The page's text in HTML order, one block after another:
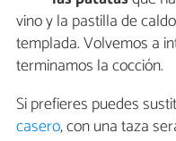
vino y la pastilla de
templada. Volvemos a
terminamos la cocción.
Si prefieres puedes
casero, con una taza